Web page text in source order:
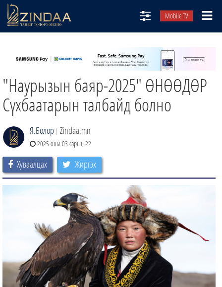
Mobile TV
ТВ8
ӨГЛӨӨНИЙ СОНИН
АУДИО ЗОХИОЛ
ЗИНДАА СЭТГҮҮЛ
"Наурызын баяр-2025" ӨНӨӨДӨР
Сүхбаатарын талбайд болно
Я.Болор | Zindaa.mn
2025 оны 03 сарын 22
Хуваалцах Жиргэх